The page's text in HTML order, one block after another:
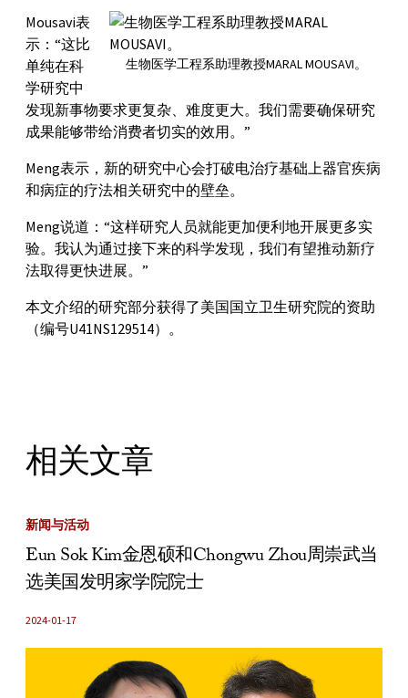
生物医学工程系助理教授MARAL MOUSAVI。
Mousavi表
示：“这比
单纯在科
学研究中
发现新事物要求更复杂、难度更大。我们需要确保研究
成果能够带给消费者切实的效用。”
Meng表示，新的研究中心会打破电治疗基础上器官疾病
和病症的疗法相关研究中的壁垒。
Meng说道：“这样研究人员就能更加便利地开展更多实
验。我认为通过接下来的科学发现，我们有望推动新疗
法取得更快进展。”
本文介绍的研究部分获得了美国国立卫生研究院的资助
（编号U41NS129514）。
相关文章
新闻与活动
Eun Sok Kim金恩硕和Chongwu Zhou周崇武当
选美国发明家学院院士
2024-01-17